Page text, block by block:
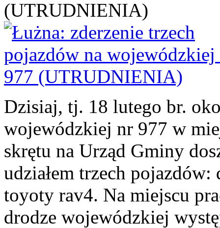
(UTRUDNIENIA)
Dzisiaj, tj. 18 lutego br.
wojewódzkiej nr 977 w
skrętu na Urząd Gminy
udziałem trzech
toyoty rav4. Na miejscu
drodze wojewódzkiej